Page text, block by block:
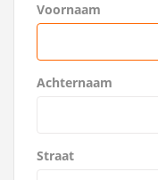
Voornaam
Achternaam
Straat